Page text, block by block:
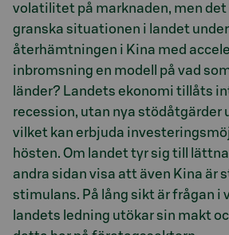
volatilitet på marknaden, men
granska situationen i landet
återhämtningen i Kina med
inbromsning en modell på vad
länder? Landets ekonomi tillåts
recession, utan nya stödåtgärder
vilket kan erbjuda
hösten. Om landet tyr sig till
andra sidan visa att även Kina är
stimulans. På lång sikt är frågan i
landets ledning utökar sin makt